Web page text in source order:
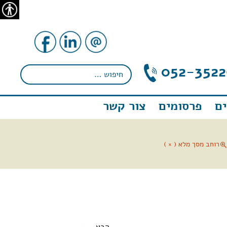
052-
פרסומים צור קשר
רוחב מסך מלא ( × )